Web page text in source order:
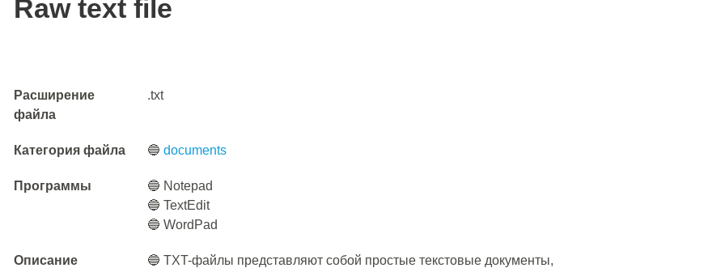
Raw text file
Расширение
файла
.txt
Категория файла 🔵documents
Программы
🔵 Notepad
🔵 TextEdit
🔵 WordPad
Описание
🔵 TXT-файлы представляют собой простые текстовые документы,